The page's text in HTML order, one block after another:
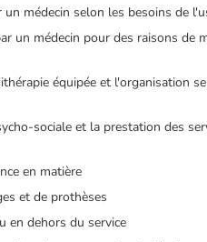
médecin selon les besoins de
un médecin pour des raisons de
équipée et l'organisation
sociale et la prestation des
en matière
et de prothèses
en dehors du service